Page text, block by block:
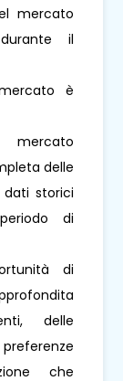
mercato
il
è
mercato
delle
storici
di
di
delle
che